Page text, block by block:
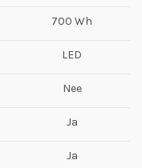
700 Wh
LED
Nee
Ja
Ja